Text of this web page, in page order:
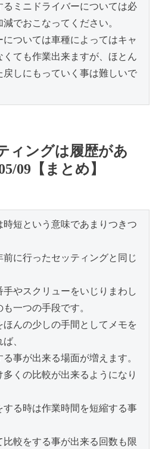
ミニドライバーについては必
でおこなってください。
ついては車種によってはキャ
ても作業出来ますが、ほとん
戻しにもっていく事は難しいで
ィングは履歴があ
09【まとめ】
短という意味であまりつきつ
に行ったセッティングと同じ
やスクリューをいじりまわし
一つの手段です。
んの少しの手間としてメモを
、
事が出来る場面が増えます。
くの比較が出来るようになり
る時は作業時間を短縮する事
較をする事が出来る回数も限